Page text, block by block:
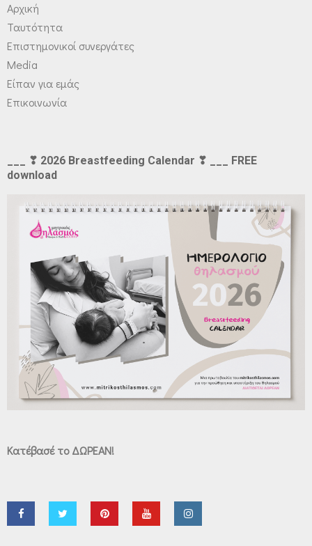
Αρχική
Ταυτότητα
Επιστημονικοί συνεργάτες
Media
Είπαν για εμάς
Επικοινωνία
___ ❣ 2026 Breastfeeding Calendar ❣ ___ FREE
download
Κατέβασέ το ΔΩΡΕΑΝ!